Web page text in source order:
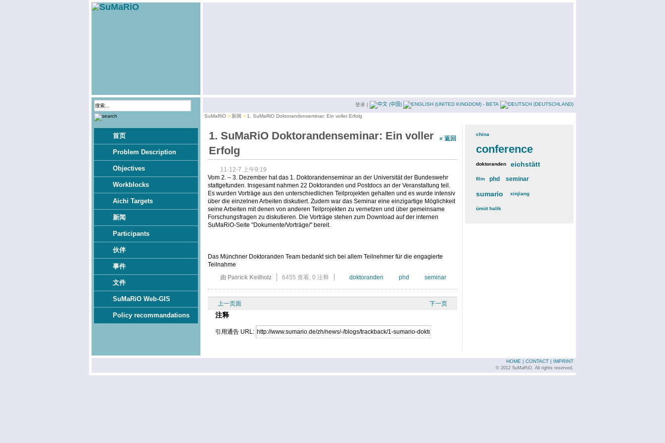
首页
Problem Description
Objectives
Workblocks
Aichi Targets
新闻
Participants
伙伴
事件
文件
SuMaRiO Web-GIS
Policy recommandations
登录 |
SuMaRiO 新闻 1. SuMaRiO Doktorandenseminar: Ein voller Erfolg
« 返回
1. SuMaRiO Doktorandenseminar: Ein voller
Erfolg
11-12-7 上午9:19
Vom 2. – 3. Dezember hat das 1. Doktorandenseminar an der Universität der Bundeswehr
stattgefunden. Insgesamt nahmen 22 Doktoranden und Postdocs an der Veranstaltung teil.
Es wurden Vorträge aus den unterschiedlichen Teilprojekten gehalten und es wurde intensiv
über die einzelnen Arbeiten diskutiert. Zudem war das Seminar eine einzigartige Möglichkeit
seine Arbeiten mit denen von anderen Teilprojekten zu vernetzen und über gemeinsame
Forschungsfragen zu diskutieren. Die Vorträge stehen zum Download auf der internen
SuMaRiO-Seite "Dokumente/Vorträge/" bereit.
Das Münchner Doktoranden Team bedankt sich bei allem Teilnehmer für die engagierte
Teilnahme
由 Patrick Keilholz
6455 查看, 0 注释 doktoranden phd seminar
上一页面 下一页
注释
引用通告 URL:
china(3)
conference(12)
doktoranden(3)eichstätt
film(2)phd (4)seminar
sumario (6)xinjiang(2)
ümüt halik(2)
IMPRINT
CONTACT
HOME
© 2012 SuMaRiO. All rights reserved.